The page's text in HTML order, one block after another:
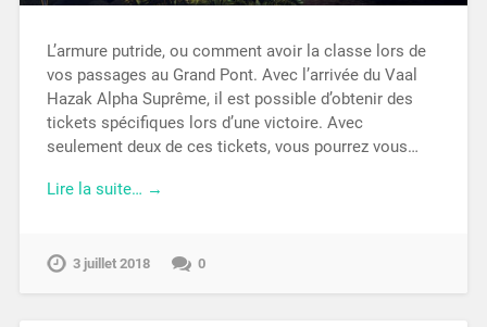
L’armure putride, ou comment avoir la classe lors de
vos passages au Grand Pont. Avec l’arrivée du Vaal
Hazak Alpha Suprême, il est possible d’obtenir des
tickets spécifiques lors d’une victoire. Avec
seulement deux de ces tickets, vous pourrez vous…
Lire la suite… →
3 juillet 2018 0